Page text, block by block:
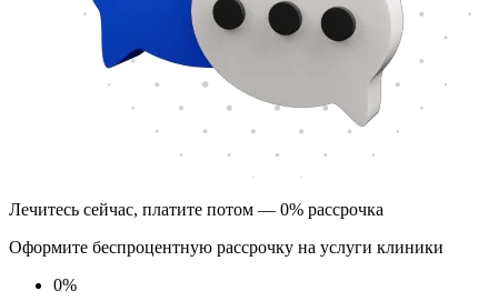
Лечитесь сейчас, платите потом — 0% рассрочка
Оформите беспроцентную рассрочку на услуги клиники
0%